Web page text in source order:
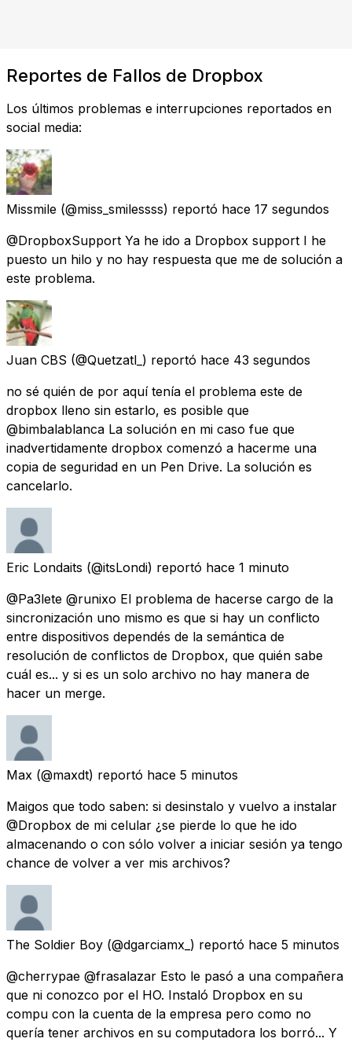
Reportes de Fallos de Dropbox
Los últimos problemas e interrupciones reportados en
social media:
Missmile (@miss_smilessss) reportó hace 17 segundos
@DropboxSupport Ya he ido a Dropbox support I he
puesto un hilo y no hay respuesta que me de solución a
este problema.
Juan CBS (@Quetzatl_) reportó hace 43 segundos
no sé quién de por aquí tenía el problema este de
dropbox lleno sin estarlo, es posible que
@bimbalablanca La solución en mi caso fue que
inadvertidamente dropbox comenzó a hacerme una
copia de seguridad en un Pen Drive. La solución es
cancelarlo.
Eric Londaits (@itsLondi) reportó hace 1 minuto
@Pa3lete @runixo El problema de hacerse cargo de la
sincronización uno mismo es que si hay un conflicto
entre dispositivos dependés de la semántica de
resolución de conflictos de Dropbox, que quién sabe
cuál es... y si es un solo archivo no hay manera de
hacer un merge.
Max (@maxdt) reportó hace 5 minutos
Maigos que todo saben: si desinstalo y vuelvo a instalar
@Dropbox de mi celular ¿se pierde lo que he ido
almacenando o con sólo volver a iniciar sesión ya tengo
chance de volver a ver mis archivos?
The Soldier Boy (@dgarciamx_) reportó hace 5 minutos
@cherrypae @frasalazar Esto le pasó a una compañera
que ni conozco por el HO. Instaló Dropbox en su
compu con la cuenta de la empresa pero como no
quería tener archivos en su computadora los borró... Y